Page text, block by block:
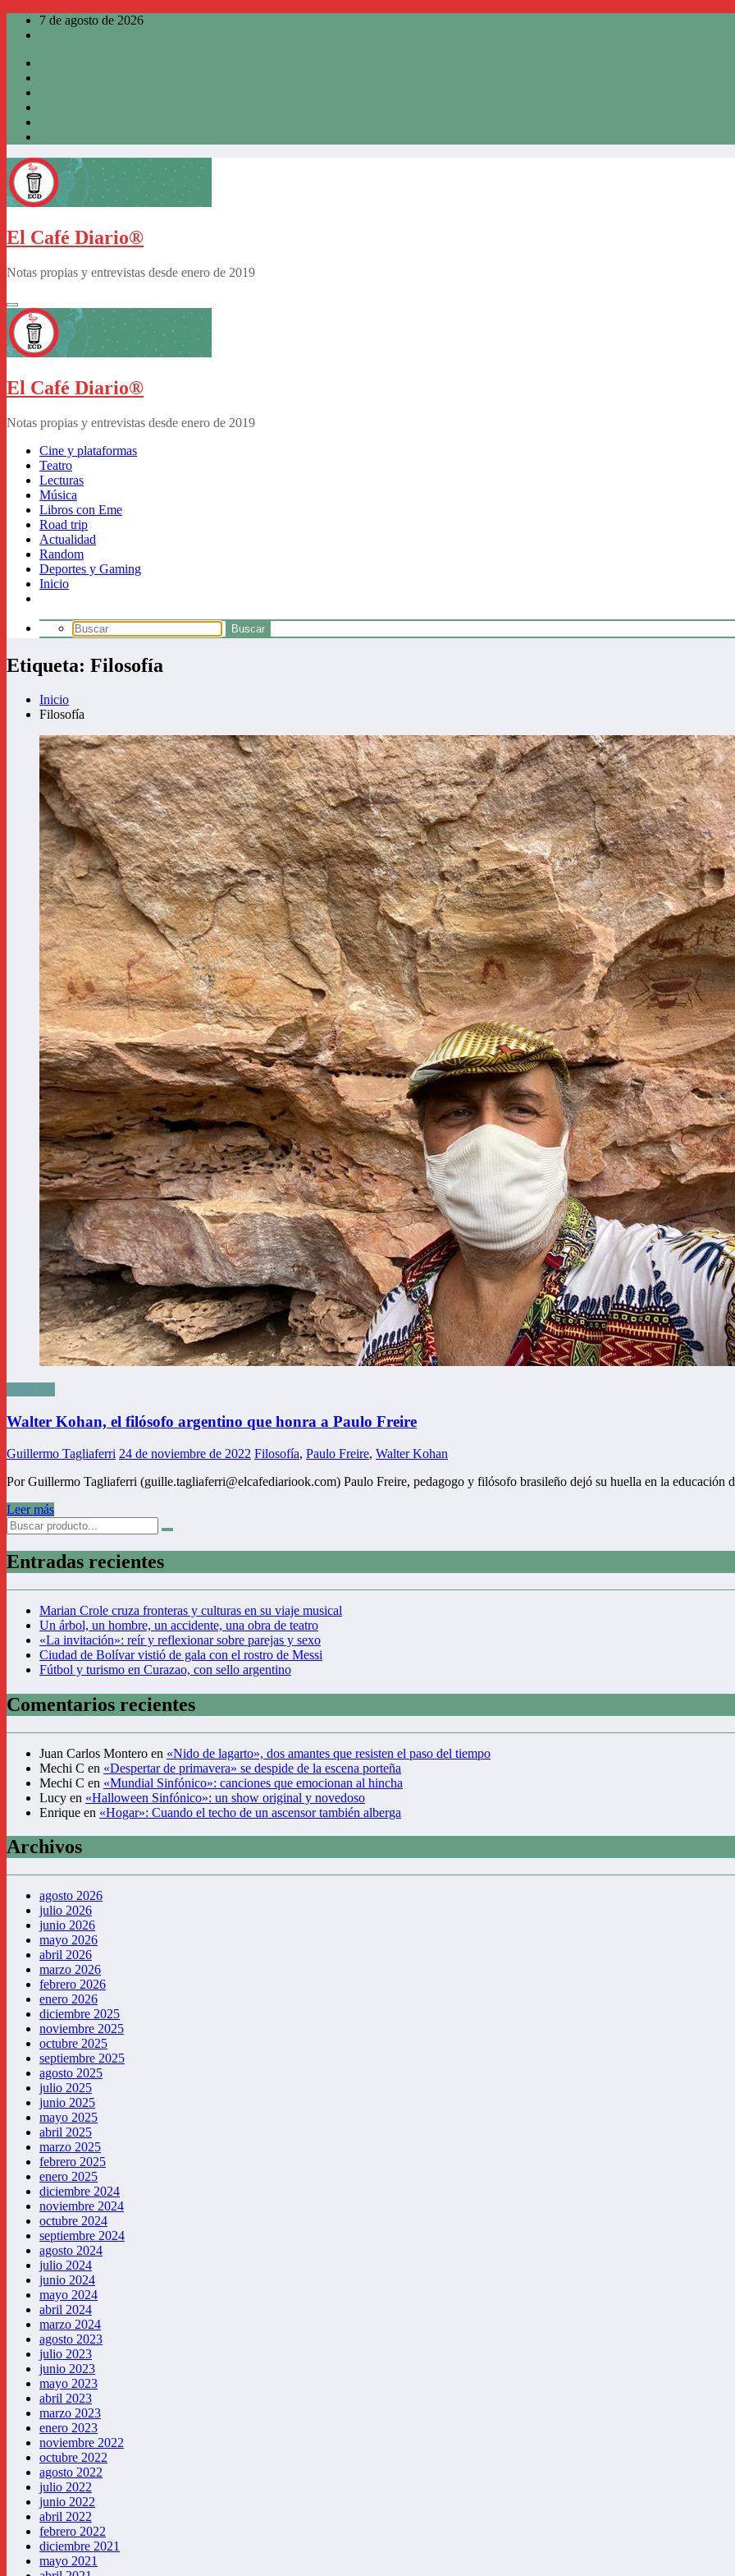
Saltar
7 de agosto de 2026
El Café Diario®
Notas propias y entrevistas desde enero de 2019
El Café Diario®
Notas propias y entrevistas desde enero de 2019
Cine y plataformas
Teatro
Lecturas
Música
Libros con Eme
Road trip
Actualidad
Random
Deportes y Gaming
Inicio
Etiqueta: Filosofía
Inicio
Filosofía
Walter Kohan, el filósofo argentino que honra a Paulo Freire
Guillermo Tagliaferri 24 de noviembre de 2022 Filosofía, Paulo Freire, Walter Kohan
Por Guillermo Tagliaferri (guille.tagliaferri@elcafediariook.com) Paulo Freire, pedagogo y filósofo brasileño dejó su huella en la educación
Leer más
Entradas recientes
Marian Crole cruza fronteras y culturas en su viaje musical
Un árbol, un hombre, un accidente, una obra de teatro
«La invitación»: reír y reflexionar sobre parejas y sexo
Ciudad de Bolívar vistió de gala con el rostro de Messi
Fútbol y turismo en Curazao, con sello argentino
Comentarios recientes
Juan Carlos Montero en «Nido de lagarto», dos amantes que resisten el paso del tiempo
Mechi C en «Despertar de primavera» se despide de la escena porteña
Mechi C en «Mundial Sinfónico»: canciones que emocionan al hincha
Lucy en «Halloween Sinfónico»: un show original y novedoso
Enrique en «Hogar»: Cuando el techo de un ascensor también alberga
Archivos
agosto 2026
julio 2026
junio 2026
mayo 2026
abril 2026
marzo 2026
febrero 2026
enero 2026
diciembre 2025
noviembre 2025
octubre 2025
septiembre 2025
agosto 2025
julio 2025
junio 2025
mayo 2025
abril 2025
marzo 2025
febrero 2025
enero 2025
diciembre 2024
noviembre 2024
octubre 2024
septiembre 2024
agosto 2024
julio 2024
junio 2024
mayo 2024
abril 2024
marzo 2024
agosto 2023
julio 2023
junio 2023
mayo 2023
abril 2023
marzo 2023
enero 2023
noviembre 2022
octubre 2022
agosto 2022
julio 2022
junio 2022
abril 2022
febrero 2022
diciembre 2021
mayo 2021